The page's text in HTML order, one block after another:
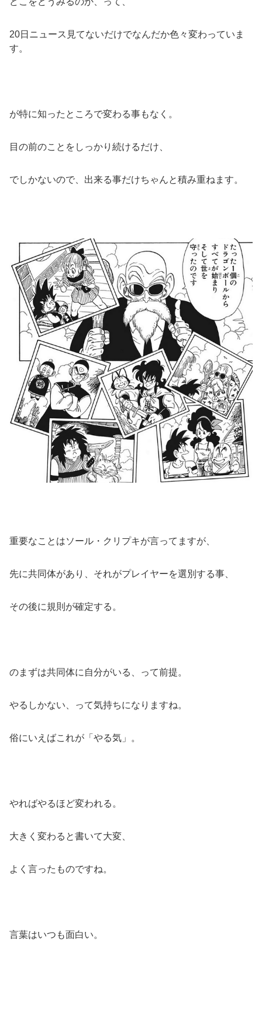
20日ニュース見てないだけでなんだか色々変わっていま
す。
が特に知ったところで変わる事もなく。
目の前のことをしっかり続けるだけ、
でしかないので、出来る事だけちゃんと積み重ねます。
重要なことはソール・クリプキが言ってますが、
先に共同体があり、それがプレイヤーを選別する事、
その後に規則が確定する。
のまずは共同体に自分がいる、って前提。
やるしかない、って気持ちになりますね。
俗にいえばこれが「やる気」。
やればやるほど変われる。
大きく変わると書いて大変、
よく言ったものですね。
言葉はいつも面白い。